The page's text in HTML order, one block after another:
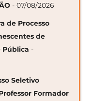
- 07/08/2026
de Processo
de
Pública -
Seletivo
Formador